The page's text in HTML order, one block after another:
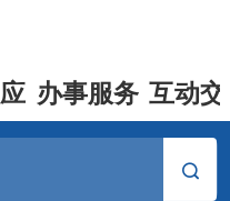
办事服务 互动